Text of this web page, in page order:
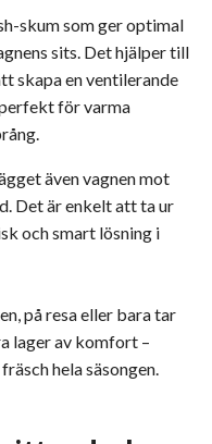
skum som ger optimal
sits. Det hjälper till
skapa en ventilerande
för varma
även vagnen mot
Det är enkelt att ta ur
och smart lösning i
på resa eller bara tar
lager av komfort –
hela säsongen.